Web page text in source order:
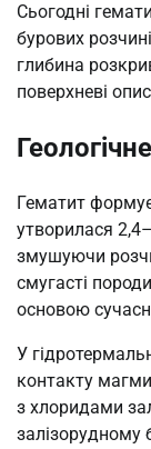
Сьогодні
бурових
глибина
поверхневі
Гематит
утворилася
змушуючи
смугасті
основою
У
контакту
з хлоридами
залізорудному